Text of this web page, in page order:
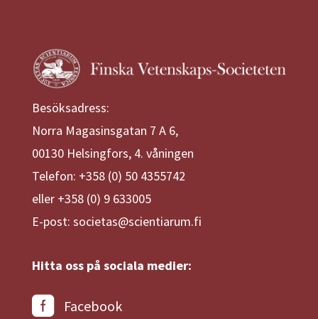
Besöksadress:
Norra Magasinsgatan 7 A 6,
00130 Helsingfors, 4. våningen
Telefon: +358 (0) 50 4355742
eller +358 (0) 9 633005
E-post: societas@scientiarum.fi
Hitta oss på sociala medier:
Facebook